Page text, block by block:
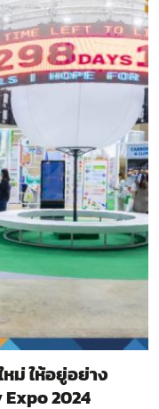
หม่ ให้อยู่อย่าง
2024